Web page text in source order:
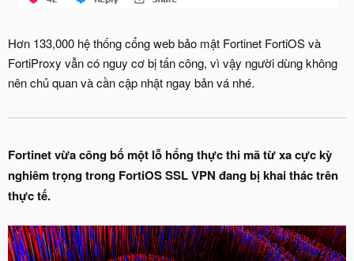
Hơn 133,000 hệ thống cổng web bảo mật Fortinet FortiOS và
FortiProxy vẫn có nguy cơ bị tấn công, vì vậy người dùng không
nên chủ quan và cần cập nhật ngay bản vá nhé.
Fortinet vừa công bố một lỗ hổng thực thi mã từ xa cực kỳ
nghiêm trọng trong FortiOS SSL VPN đang bị khai thác trên
thực tế.